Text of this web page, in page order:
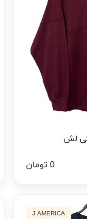
لش
0 تومان
J AMERICA